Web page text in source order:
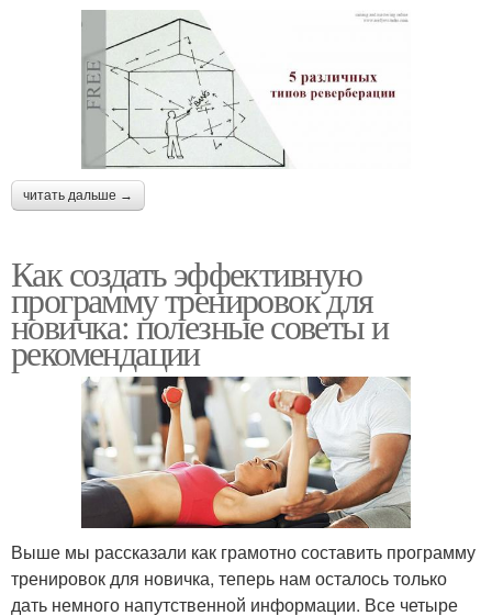
читать дальше →
Как создать эффективную
программу тренировок для
новичка: полезные советы и
рекомендации
Выше мы рассказали как грамотно составить программу
тренировок для новичка, теперь нам осталось только
дать немного напутственной информации. Все четыре